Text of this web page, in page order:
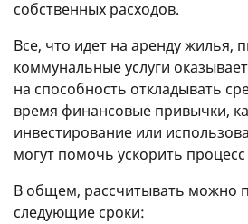
собственных расходов.
Все, что идет на аренду жилья,
коммунальные услуги
на способность откладывать
время финансовые привычки,
инвестирование или
могут помочь ускорить
В общем, рассчитывать можно
следующие сроки: